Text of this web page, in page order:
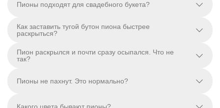
Пионы подходят для свадебного букета?
Как заставить тугой бутон пиона быстрее
раскрыться?
Пион раскрылся и почти сразу осыпался. Что не
так?
Пионы не пахнут. Это нормально?